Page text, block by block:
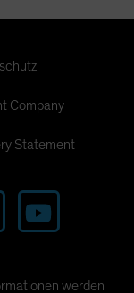
Company
Statement
werden